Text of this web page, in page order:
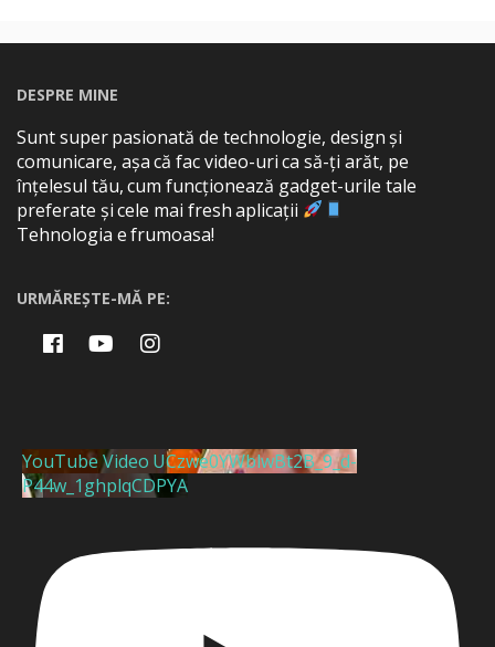
DESPRE MINE
Sunt super pasionată de technologie, design și
comunicare, așa că fac video-uri ca să-ți arăt, pe
înțelesul tău, cum funcționează gadget-urile tale
preferate și cele mai fresh aplicații
Tehnologia e frumoasa!
URMĂREȘTE-MĂ PE:
YouTube Video UCzwe0YWblwBt2B_9_d-
P44w_1ghplqCDPYA